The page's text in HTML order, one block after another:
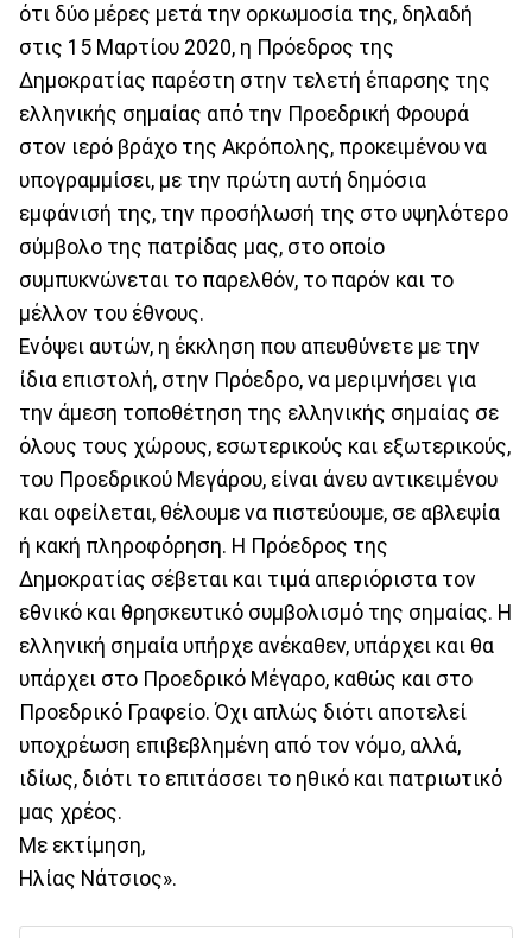
ότι δύο μέρες μετά την ορκωμοσία της, δηλαδή
στις 15 Μαρτίου 2020, η Πρόεδρος της
Δημοκρατίας παρέστη στην τελετή έπαρσης της
ελληνικής σημαίας από την Προεδρική Φρουρά
στον ιερό βράχο της Ακρόπολης, προκειμένου να
υπογραμμίσει, με την πρώτη αυτή δημόσια
εμφάνισή της, την προσήλωσή της στο υψηλότερο
σύμβολο της πατρίδας μας, στο οποίο
συμπυκνώνεται το παρελθόν, το παρόν και το
μέλλον του έθνους.
Ενόψει αυτών, η έκκληση που απευθύνετε με την
ίδια επιστολή, στην Πρόεδρο, να μεριμνήσει για
την άμεση τοποθέτηση της ελληνικής σημαίας σε
όλους τους χώρους, εσωτερικούς και εξωτερικούς,
του Προεδρικού Μεγάρου, είναι άνευ αντικειμένου
και οφείλεται, θέλουμε να πιστεύουμε, σε αβλεψία
ή κακή πληροφόρηση. Η Πρόεδρος της
Δημοκρατίας σέβεται και τιμά απεριόριστα τον
εθνικό και θρησκευτικό συμβολισμό της σημαίας. H
ελληνική σημαία υπήρχε ανέκαθεν, υπάρχει και θα
υπάρχει στο Προεδρικό Μέγαρο, καθώς και στο
Προεδρικό Γραφείο. Όχι απλώς διότι αποτελεί
υποχρέωση επιβεβλημένη από τον νόμο, αλλά,
ιδίως, διότι το επιτάσσει το ηθικό και πατριωτικό
μας χρέος.
Με εκτίμηση,
Ηλίας Νάτσιος».